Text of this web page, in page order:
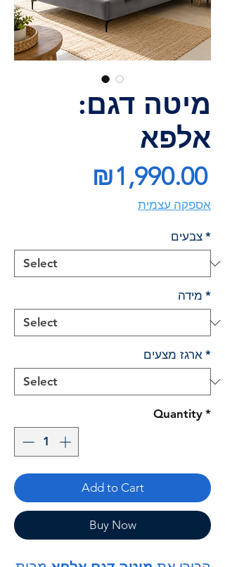
מיטה דגם:
אלפא
₪1,990.00
אספקה עצמית
צבעים *
מידה *
ארגז מצעים *
Quantity *
Add to Cart
Buy Now